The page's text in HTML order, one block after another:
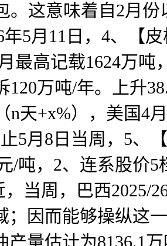
这意味着自2月
5月11日，4、【
高记载1624万吨
万吨/年。上升
天+x%），美国4
5月8日当周，5、
/吨，2、连系股价
当周，巴西2025/
因而能够操纵这
量估计为8136.1